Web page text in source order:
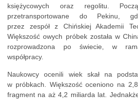
księżycowych oraz regolitu.
przetransportowane do Pekinu,
przez zespół z Chińskiej Akademii
Większość owych próbek została w
rozprowadzona po świecie, w
współpracy.
Naukowcy ocenili wiek skał na
w próbkach. Większość oceniono na
fragment na aż 4,2 miliarda lat.